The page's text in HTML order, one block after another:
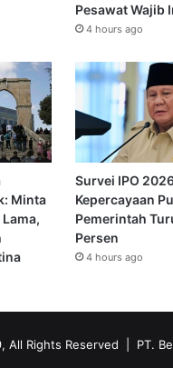
Pesawat Wajib
4 hours ago
Minta
Survei IPO
Kepercayaan
Pemerintah
Persen
4 hours ago
All Rights Reserved | PT.